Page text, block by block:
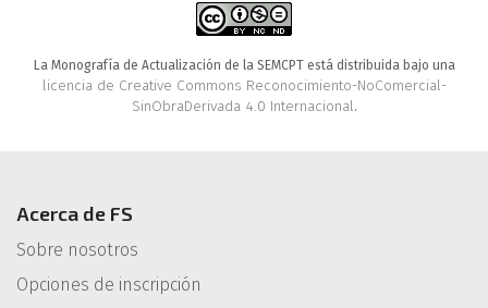
La Monografía de Actualización de la SEMCPT está distribuida bajo una
licencia de Creative Commons Reconocimiento-NoComercial-
SinObraDerivada 4.0 Internacional.
Acerca de FS
Sobre nosotros
Opciones de inscripción